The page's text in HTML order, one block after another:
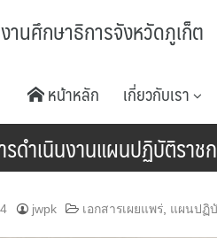
านศึกษาธิการจังหวัดภูเก็ต
หน้าหลัก เกี่ยวกับเรา
ดำเนินงานแผนปฏิบัติรา
jwpk เอกสารเผยแพร่ แผนปฏิ